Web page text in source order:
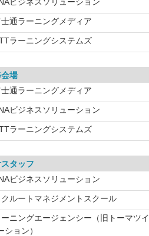
通ラーニングメディア
ラーニングシステムズ
場
通ラーニングメディア
ビジネスソリューション
ラーニングシステムズ
タッフ
ビジネスソリューション
クルートマネジメントスクール
ーニングエージェンシー（旧トーマツイ
ション）